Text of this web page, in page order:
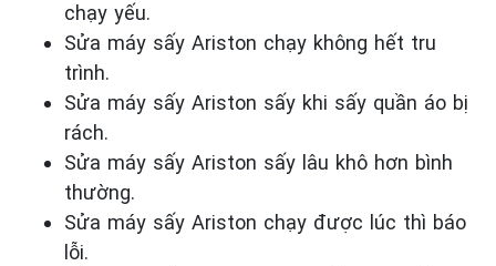
chạy yếu.
Sửa máy sấy Ariston chạy không hết tru
trình.
Sửa máy sấy Ariston sấy khi sấy quần áo bị
rách.
Sửa máy sấy Ariston sấy lâu khô hơn bình
thường.
Sửa máy sấy Ariston chạy được lúc thì báo
lỗi.